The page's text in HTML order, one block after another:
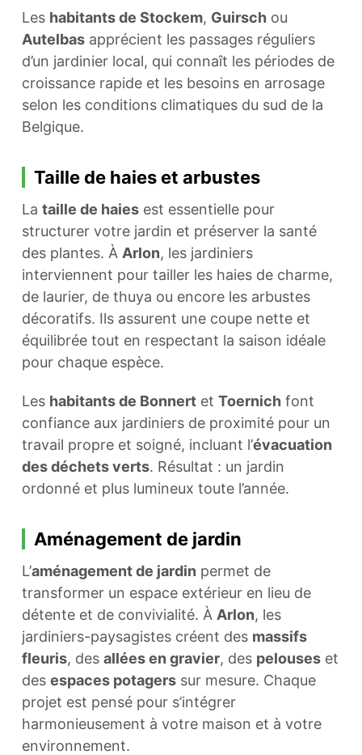
Les habitants de Stockem, Guirschou
Autelbasapprécient les passages réguliers
d’un jardinier local, qui connaît les périodes de
croissance rapide et les besoins en arrosage
selon les conditions climatiques du sud de la
Belgique.
Taille de haies et arbustes
La taille de haiesest essentielle pour
structurer votre jardin et préserver la santé
des plantes. À Arlon, les jardiniers
interviennent pour tailler les haies de charme,
de laurier, de thuya ou encore les arbustes
décoratifs. Ils assurent une coupe nette et
équilibrée tout en respectant la saison idéale
pour chaque espèce.
Les habitants de Bonnertet Toernichfont
confiance aux jardiniers de proximité pour un
travail propre et soigné, incluant l’évacuation
des déchets verts. Résultat : un jardin
ordonné et plus lumineux toute l’année.
Aménagement de jardin
L’aménagement de jardin permet de
transformer un espace extérieur en lieu de
détente et de convivialité. À Arlon, les
jardiniers-paysagistes créent des massifs
fleuris, des allées en gravier, des pelouseset
des espaces potagerssur mesure. Chaque
projet est pensé pour s’intégrer
harmonieusement à votre maison et à votre
environnement.